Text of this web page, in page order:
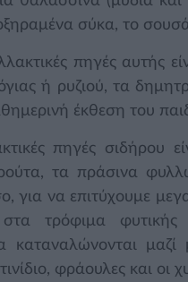
σύκα, το
πηγές αυτής
ή ρυζιού, τα
έκθεση του
πηγές σιδήρου
τα πράσινα
για να επιτύχουμε
στα τρόφιμα
καταναλώνονται μαζί
φράουλες και οι